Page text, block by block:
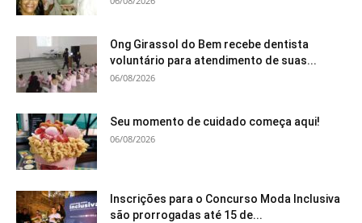
Ong Girassol do Bem recebe dentista
voluntário para atendimento de suas...
06/08/2026
Seu momento de cuidado começa aqui!
06/08/2026
Inscrições para o Concurso Moda Inclusiva
são prorrogadas até 15 de...